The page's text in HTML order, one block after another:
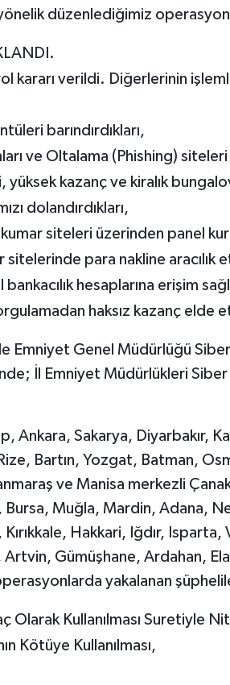
yönelik düzenlediğimiz
kararı verildi. Diğerlerinin
barındırdıkları,
ve Oltalama (Phishing)
kazanç ve kiralık
dolandırdıkları,
kumar siteleri üzerinden panel
sitelerinde para nakline aracılık
bankacılık hesaplarına erişim
haksız kazanç
Emniyet Genel Müdürlüğü
İl Emniyet Müdürlükleri
Ankara, Sakarya, Diyarbakır,
Bartın, Yozgat, Batman,
ve Manisa merkezli
Muğla, Mardin, Adana,
Hakkari, Iğdır, Isparta,
Gümüşhane, Ardahan,
yakalanan
Olarak Kullanılması Suretiyle
Kötüye Kullanılması,